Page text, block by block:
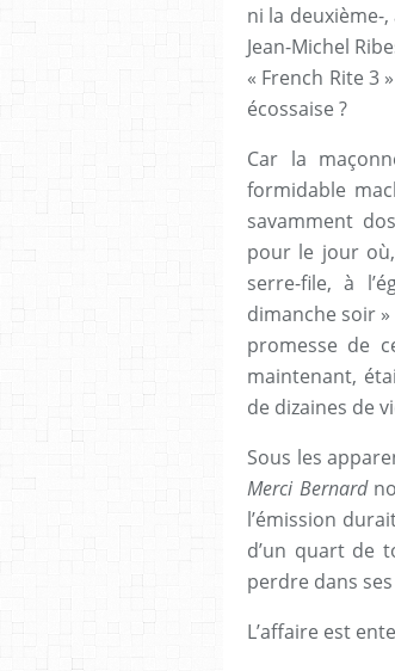
ni la deuxième-
Jean-Michel
« French Rite 3
écossaise ?
Car la
formidable
savamment
pour le jour
serre-file, à
dimanche soir
promesse de
maintenant,
de dizaines de
Sous les
Merci Bernard
l’émission
d’un quart de
perdre dans
L’affaire est